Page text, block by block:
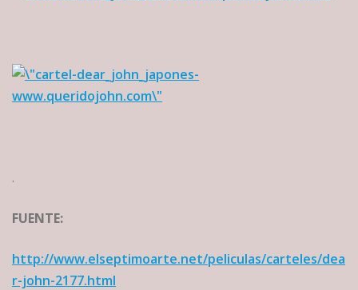
.
FUENTE:
http://www.elseptimoarte.net/peliculas/carteles/dea
r-john-2177.html